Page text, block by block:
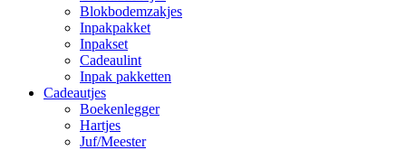
Blokbodemzakjes
Inpakpakket
Inpakset
Cadeaulint
Inpak pakketten
Cadeautjes
Boekenlegger
Hartjes
Juf/Meester